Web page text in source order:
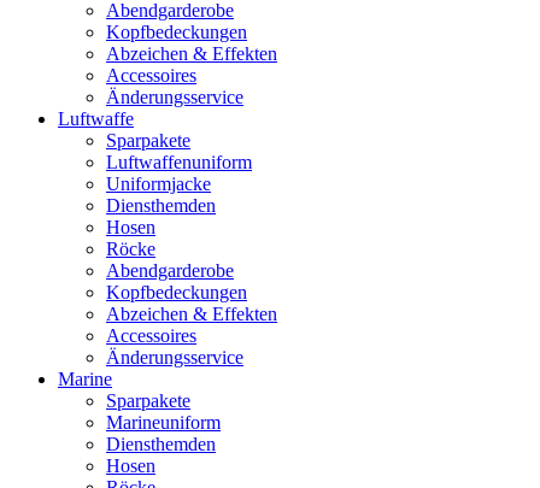
Abendgarderobe
Kopfbedeckungen
Abzeichen & Effekten
Accessoires
Änderungsservice
Luftwaffe
Sparpakete
Luftwaffenuniform
Uniformjacke
Diensthemden
Hosen
Röcke
Abendgarderobe
Kopfbedeckungen
Abzeichen & Effekten
Accessoires
Änderungsservice
Marine
Sparpakete
Marineuniform
Diensthemden
Hosen